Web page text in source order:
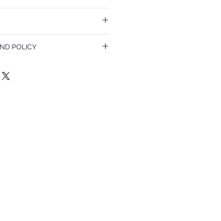
POLICY
do in case they are dissatisfied with